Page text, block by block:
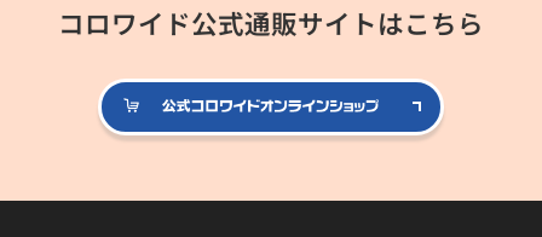
コロワイド公式通販サイトはこちら
公式コロ